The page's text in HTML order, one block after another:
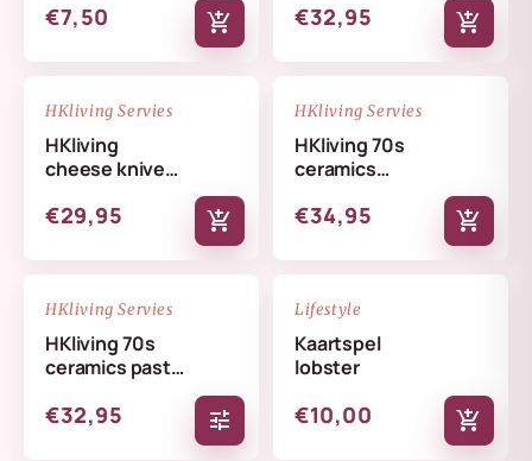
€7,50 add_shopping_cart €32,95 add_shopping_cart
NIEUW
HKliving Servies
HKliving
cheese knives
€29,95 add_shopping_cart
NIEUW
HKliving Servies
HKliving 70s
ceramics
skyline
€34,95 add_shopping_cart
NIEUW
HKliving Servies
HKliving 70s
ceramics pasta
€32,95 tune
NIEUW
Lifestyle
Kaartspel
lobster
€10,00 add_shopping_cart